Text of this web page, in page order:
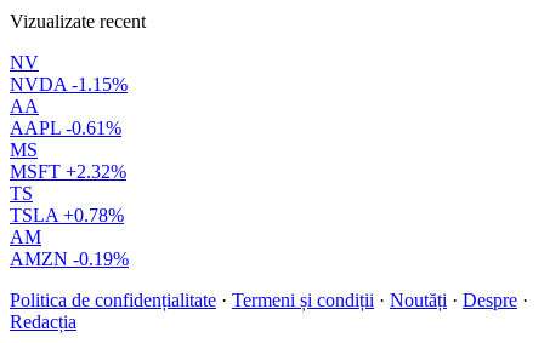
Vizualizate recent
NV
NVDA -1.15%
AA
AAPL -0.61%
MS
MSFT +2.32%
TS
TSLA +0.78%
AM
AMZN -0.19%
Politica de confidențialitate · Termeni și condiții · Noutăți · Despre ·
Redacția